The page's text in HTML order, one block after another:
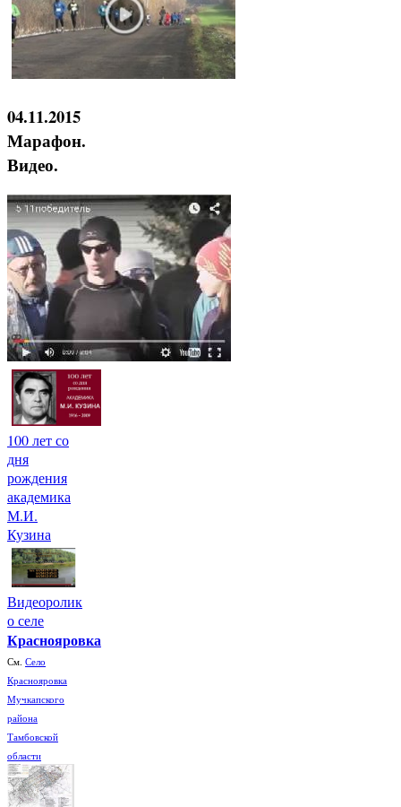
04.11.2015
Марафон.
Видео.
100 лет со
дня
рождения
академика
М.И.
Кузина
Видеоролик
о селе
Краснояровка
См. Село
Краснояровка
Мучкапского
района
Тамбовской
области